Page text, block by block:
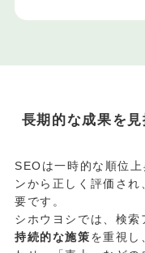
長期的な成果を
SEOは一時的な順位
ンから正しく評価さ
要です。
シホウヨシでは、検
持続的な施策を重視し